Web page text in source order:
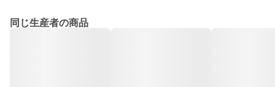
同じ生産者の商品